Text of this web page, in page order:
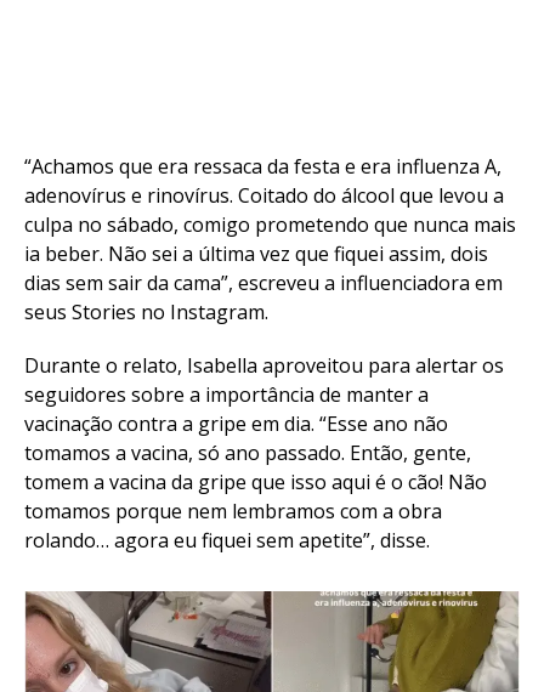
“Achamos que era ressaca da festa e era influenza A,
adenovírus e rinovírus. Coitado do álcool que levou a
culpa no sábado, comigo prometendo que nunca mais
ia beber. Não sei a última vez que fiquei assim, dois
dias sem sair da cama”, escreveu a influenciadora em
seus Stories no Instagram.
Durante o relato, Isabella aproveitou para alertar os
seguidores sobre a importância de manter a
vacinação contra a gripe em dia. “Esse ano não
tomamos a vacina, só ano passado. Então, gente,
tomem a vacina da gripe que isso aqui é o cão! Não
tomamos porque nem lembramos com a obra
rolando… agora eu fiquei sem apetite”, disse.